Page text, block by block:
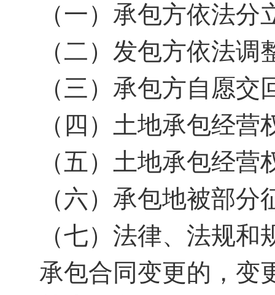
（一）承包方依法
（二）发包方依法调
（三）承包方自愿
（四）土地承包经营
（五）土地承包经
（六）承包地被部分
（七）法律、法规
承包合同变更的，变